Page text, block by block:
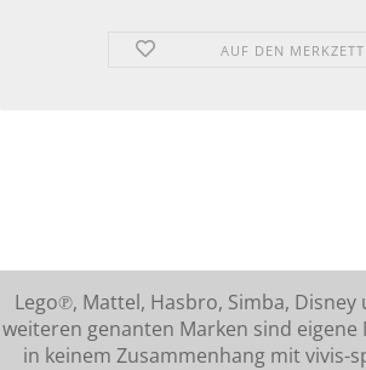
AUF DEN
Lego℗, Mattel, Hasbro, Simba, Disney
weiteren genanten Marken sind eigene
in keinem Zusammenhang mit vivis-